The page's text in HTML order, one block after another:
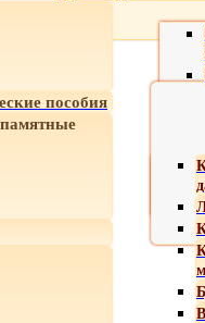
пособия